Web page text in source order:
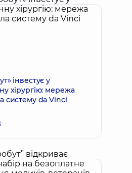
інвестує у
хірургію: мережа
систему da Vinci